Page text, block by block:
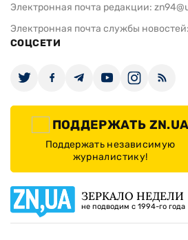
Электронная почта редакции:
Электронная почта службы новостей:
СОЦСЕТИ
ПОДДЕРЖАТЬ ZN.UA
Поддержать независимую
журналистику!
ЗЕРКАЛО НЕДЕЛИ
не подводим с 1994-го года